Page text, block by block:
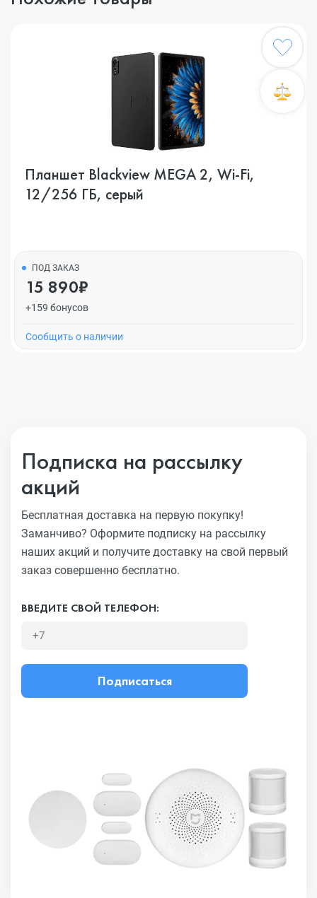
Планшет Blackview MEGA 2, Wi-Fi,
12/256 ГБ, серый
ПОД ЗАКАЗ
15 890₽
+159 бонусов
Cообщить о наличии
Подписка на рассылку
акций
Бесплатная доставка на первую покупку!
Заманчиво? Оформите подписку на рассылку
наших акций и получите доставку на свой первый
заказ совершенно бесплатно.
ВВЕДИТЕ СВОЙ ТЕЛЕФОН:
Подписаться